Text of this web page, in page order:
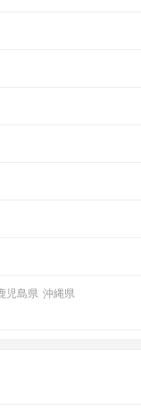
！
児島県 沖縄県